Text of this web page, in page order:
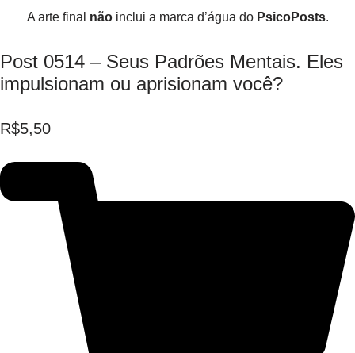
A arte final não inclui a marca d’água do PsicoPosts.
Post 0514 – Seus Padrões Mentais. Eles
impulsionam ou aprisionam você?
R$5,50